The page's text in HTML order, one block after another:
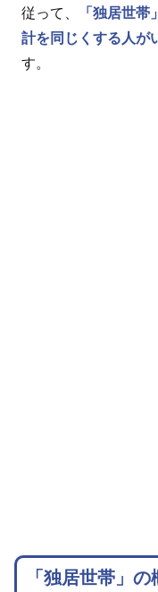
従って、 「独居世帯」
計を同じくする人が
す。
「独居世帯」の